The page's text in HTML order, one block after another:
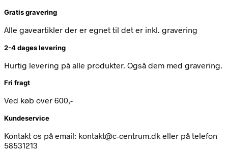
Gratis gravering
Alle gaveartikler der er egnet til det er inkl. gravering
2-4 dages levering
Hurtig levering på alle produkter. Også dem med gravering.
Fri fragt
Ved køb over 600,-
Kundeservice
Kontakt os på email: kontakt@c-centrum.dk eller på telefon
58531213